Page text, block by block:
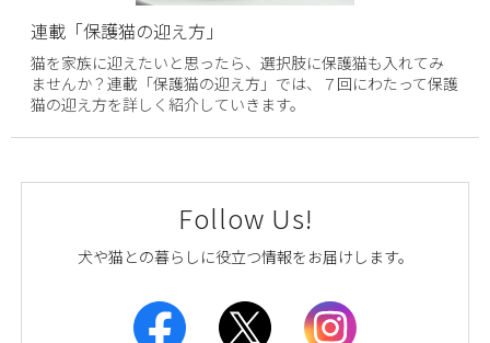
連載「保護猫の迎え方」
猫を家族に迎えたいと思ったら、選択肢に保護猫も入れてみ
ませんか？連載「保護猫の迎え方」では、７回にわたって保護
猫の迎え方を詳しく紹介していきます。
Follow Us!
犬や猫との暮らしに役立つ情報をお届けします。